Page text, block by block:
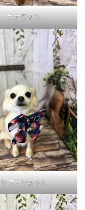
ナナちゃん
シフォンちゃん